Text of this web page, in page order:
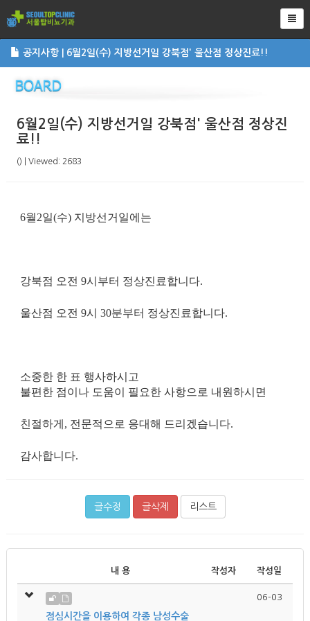
공지사항 | 6월2일(수) 지방선거일 강북점' 울산점 정상진료!!
6월2일(수) 지방선거일 강북점' 울산점 정상진
료!!
() | Viewed: 2683
6월2일(수) 지방선거일에는
강북점 오전 9시부터 정상진료합니다.
울산점 오전 9시 30분부터 정상진료합니다.
소중한 한 표 행사하시고
불편한 점이나 도움이 필요한 사항으로 내원하시면
친절하게, 전문적으로 응대해 드리겠습니다.
감사합니다.
글수정 글삭제 리스트
내 용 작성자 작성일
점심시간을 이용하여 각종 남성수술
06-03